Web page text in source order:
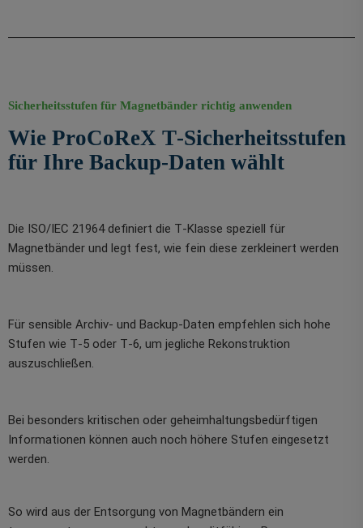
Sicherheitsstufen für Magnetbänder richtig anwenden
Wie ProCoReX T‑Sicherheitsstufen
für Ihre Backup-Daten wählt
Die ISO/IEC 21964 definiert die T‑Klasse speziell für
Magnetbänder und legt fest, wie fein diese zerkleinert werden
müssen.
Für sensible Archiv- und Backup-Daten empfehlen sich hohe
Stufen wie T‑5 oder T‑6, um jegliche Rekonstruktion
auszuschließen.
Bei besonders kritischen oder geheimhaltungsbedürftigen
Informationen können auch noch höhere Stufen eingesetzt
werden.
So wird aus der Entsorgung von Magnetbändern ein